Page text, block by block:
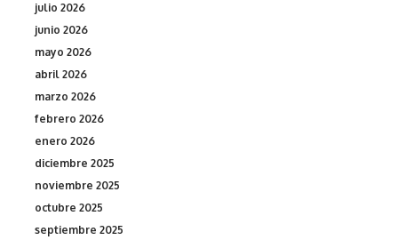
julio 2026
junio 2026
mayo 2026
abril 2026
marzo 2026
febrero 2026
enero 2026
diciembre 2025
noviembre 2025
octubre 2025
septiembre 2025